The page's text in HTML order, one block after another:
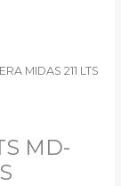
MIDAS 211 LTS
MD-